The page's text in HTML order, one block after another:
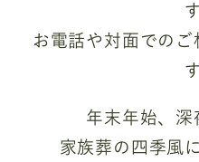
お電話や対面でのご
年末年始、深
家族葬の四季風